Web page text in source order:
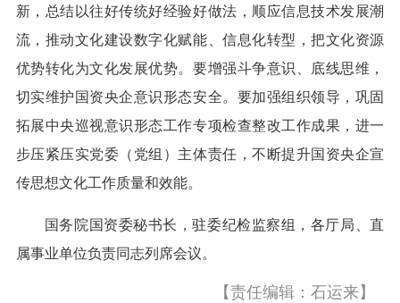
新，总结以往好传统好经验好做法，顺应信息技术发展潮
流，推动文化建设数字化赋能、信息化转型，把文化资源
优势转化为文化发展优势。要增强斗争意识、底线思维，
切实维护国资央企意识形态安全。要加强组织领导，巩固
拓展中央巡视意识形态工作专项检查整改工作成果，进一
步压紧压实党委（党组）主体责任，不断提升国资央企宣
传思想文化工作质量和效能。
国务院国资委秘书长，驻委纪检监察组，各厅局、直
属事业单位负责同志列席会议。
【责任编辑：石运来】